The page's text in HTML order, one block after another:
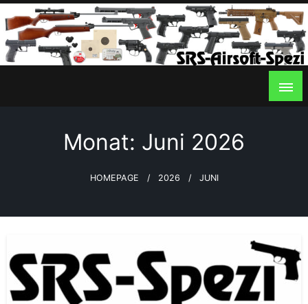
Skip
to
content
Monat: Juni 2026
HOMEPAGE 2026 JUNI